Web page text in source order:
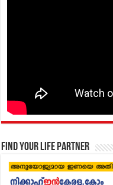
Find your life partner